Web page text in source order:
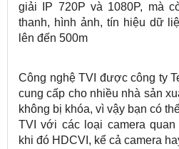
giải IP 720P và 1080P, mà
thanh, hình ảnh, tín hiệu dữ
lên đến 500m
Công nghệ TVI được công ty
cung cấp cho nhiều nhà sản
không bị khóa, vì vậy bạn có
TVI với các loại camera quan
khi đó HDCVI, kể cả camera